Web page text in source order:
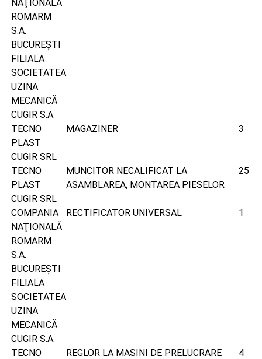
NAŢIONALĂ
ROMARM
S.A.
BUCUREŞTI
FILIALA
SOCIETATEA
UZINA
MECANICĂ
CUGIR S.A.
TECNO
PLAST
CUGIR SRL
MAGAZINER 3
TECNO
PLAST
CUGIR SRL
MUNCITOR NECALIFICAT LA
ASAMBLAREA, MONTAREA PIESELOR
25
COMPANIA
NAŢIONALĂ
ROMARM
S.A.
BUCUREŞTI
FILIALA
SOCIETATEA
UZINA
MECANICĂ
CUGIR S.A.
RECTIFICATOR UNIVERSAL 1
TECNO
REGLOR LA MASINI DE PRELUCRARE
4